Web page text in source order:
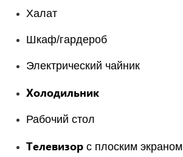
Халат
Шкаф/гардероб
Электрический чайник
Холодильник
Рабочий стол
Телевизор с плоским экраном